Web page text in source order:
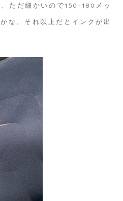
ただ細かいので150-180メッ
な。それ以上だとインクが出